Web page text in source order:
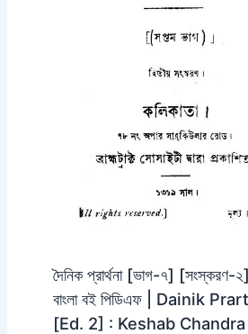
দৈনিক প্রার্থনা [ভাগ-৭] [সংস্করণ-
বাংলা বই পিডিএফ | Dainik
[Ed. 2] : Keshab